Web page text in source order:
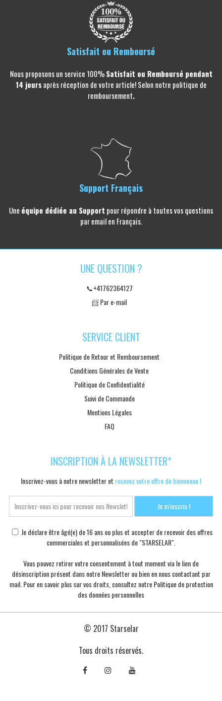
Satisfait ou Remboursé
Nous proposons un service 100%Satisfait ou Remboursé pendant
14 joursaprès réception de votre article! Selon notre politique de
remboursement.
Support Français
Une équipe dédiée au Support pour répondre à toutes vos questions
par email en Français.
UNE QUESTION ?
📞+41762364127
📨 Par e-mail
SERVICE CLIENT
Politique de Retour et Remboursement
Conditions Générales de Vente
Politique de Confidentialité
Suivi de Commande
Mentions Légales
FAQ
INSCRIPTION À LA NEWSLETTER*
Inscrivez-vous à notre newsletter et recevez votre offre de bienvenue !
Je déclare être âgé(e) de 16 ans ou plus et accepter de recevoir des offres
commerciales et personnalisées de "STARSELAR".
Vous pouvez retirer votre consentement à tout moment via le lien de
désinscription présent dans notre Newsletter ou bien en nous contactant par
mail. Pour en savoir plus sur vos droits, consultez notrePolitique de protection
des données personnelles
© 2017 Starselar
Tous droits réservés.